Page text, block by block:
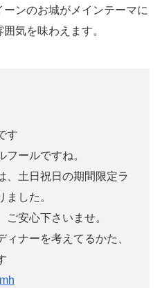
ンのお城がメインテーマに
気を味わえます。
す
ールですね。
、土日祝日の期間限定ラ
した。
安心下さいませ。
ナーを考えてるかた、